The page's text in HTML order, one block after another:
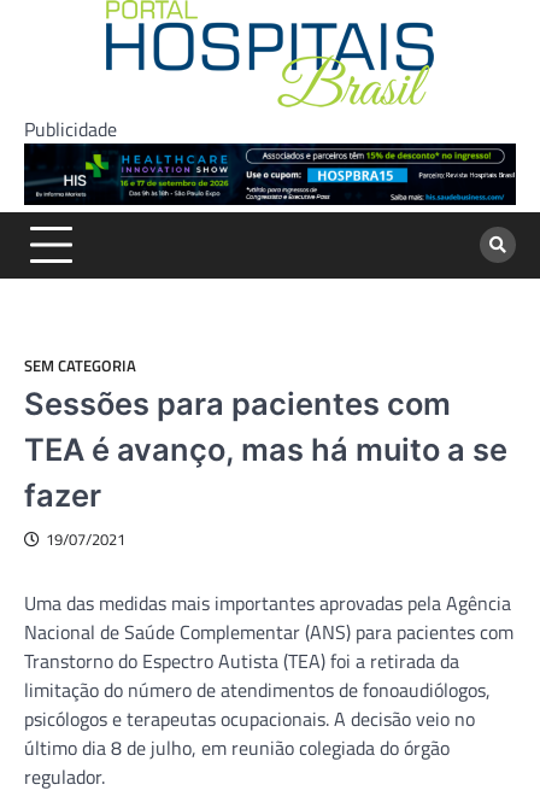
Publicidade
SEM CATEGORIA
Sessões para pacientes com
TEA é avanço, mas há muito a se
fazer
19/07/2021
Uma das medidas mais importantes aprovadas pela Agência
Nacional de Saúde Complementar (ANS) para pacientes com
Transtorno do Espectro Autista (TEA) foi a retirada da
limitação do número de atendimentos de fonoaudiólogos,
psicólogos e terapeutas ocupacionais. A decisão veio no
último dia 8 de julho, em reunião colegiada do órgão
regulador.